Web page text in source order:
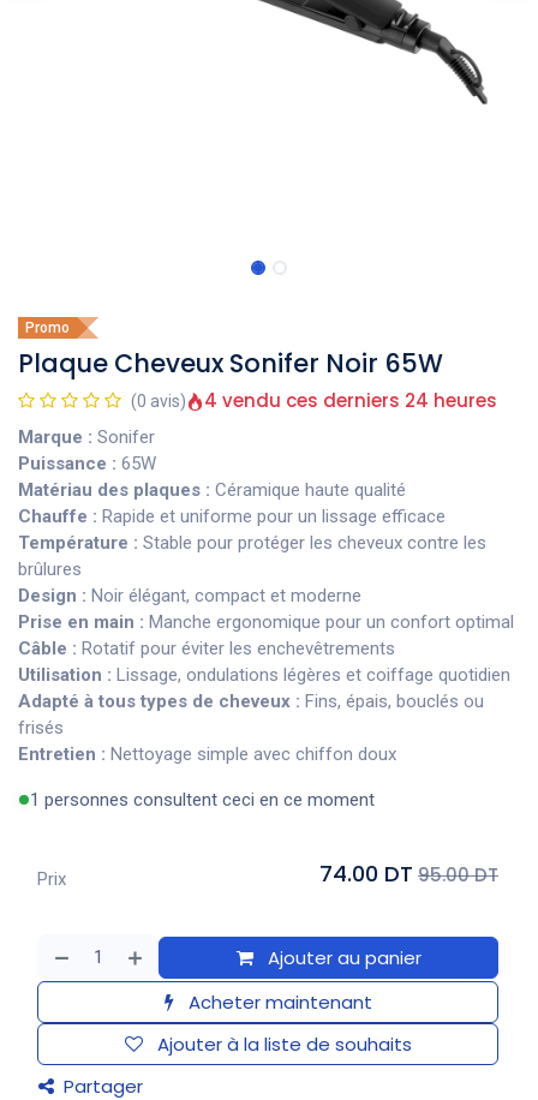
Promo
Plaque Cheveux Sonifer Noir 65W
(0 avis) 4 vendu ces derniers 24 heures
Marque : Sonifer
Puissance : 65W
Matériau des plaques : Céramique haute qualité
Chauffe : Rapide et uniforme pour un lissage efficace
Température : Stable pour protéger les cheveux contre les
brûlures
Design : Noir élégant, compact et moderne
Prise en main : Manche ergonomique pour un confort optimal
Câble : Rotatif pour éviter les enchevêtrements
Utilisation : Lissage, ondulations légères et coiffage quotidien
Adapté à tous types de cheveux : Fins, épais, bouclés ou
frisés
Entretien : Nettoyage simple avec chiffon doux
1 personnes consultent ceci en ce moment
Ajouter au panier
Acheter maintenant
Ajouter à la liste de souhaits
Partager
Prix 74.00 DT 95.00 DT